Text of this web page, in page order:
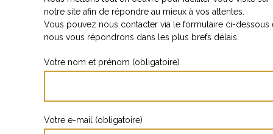
notre site afin de répondre au mieux à vos attentes.
Vous pouvez nous contacter via le formulaire ci-dessous
nous vous répondrons dans les plus brefs délais.
Votre nom et prénom (obligatoire)
Votre e-mail (obligatoire)